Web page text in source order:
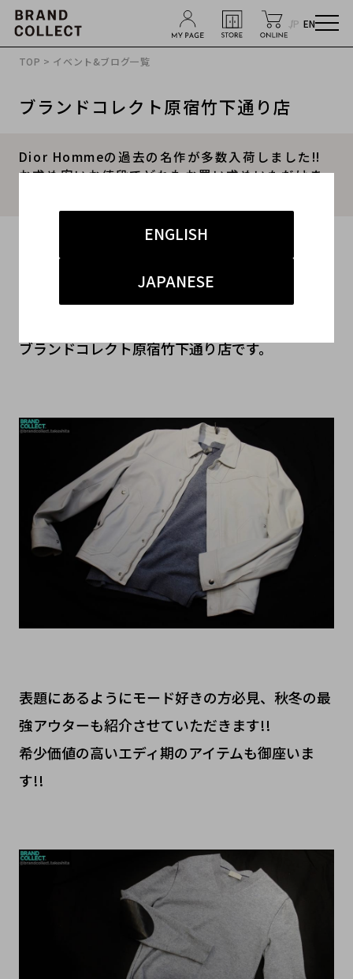
JP EN
ENGLISH
JAPANESE
TOP > イベント&ブログ一覧
ブランドコレクト原宿竹下通り店
Dior Hommeの過去の名作が多数入荷しました!!
お求め安いお値段でどれもお買い求めいただけま
ブランドコレクト原宿竹下通り店です。
表題にあるようにモード好きの方必見、秋冬の最
強アウターも紹介させていただきます!!
希少価値の高いエディ期のアイテムも御座いま
す!!